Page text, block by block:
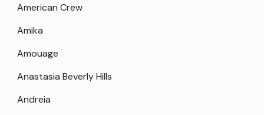
American Crew
Amika
Amouage
Anastasia Beverly Hills
Andreia